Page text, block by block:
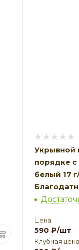
Укрывной
порядке
белый 17
Цена
590 ₽/шт
Клубная цена